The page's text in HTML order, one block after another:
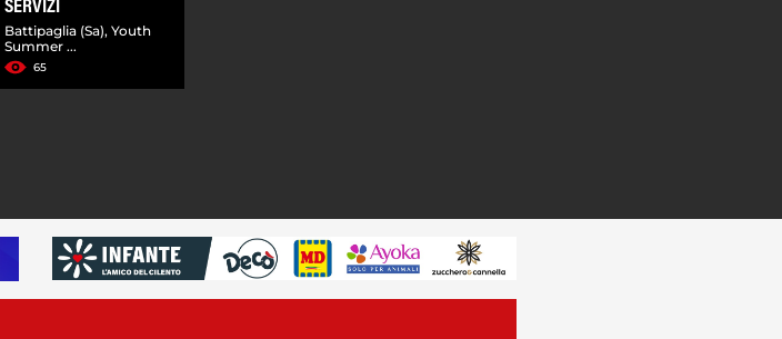
SERVIZI
Battipaglia (Sa), Youth
Summer ...
65